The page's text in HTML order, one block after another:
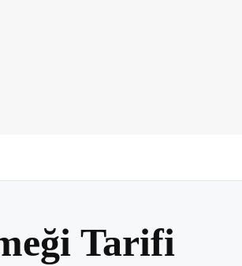
Tarifi